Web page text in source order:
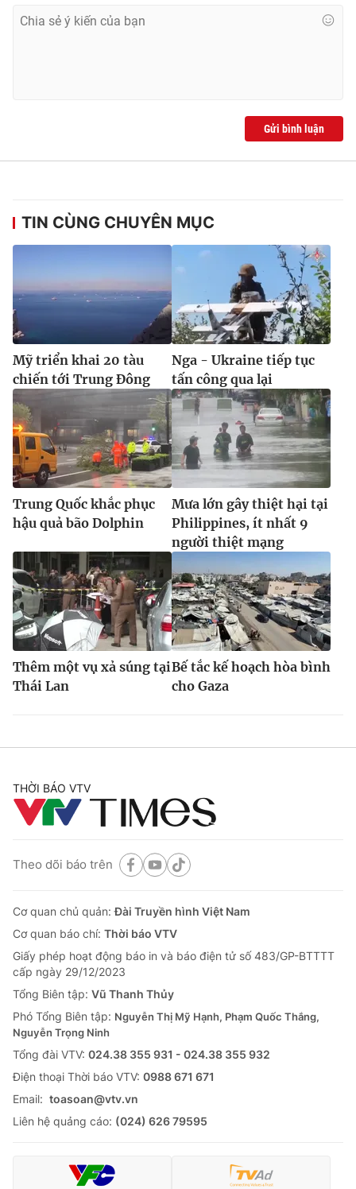
Gửi bình luận
TIN CÙNG CHUYÊN MỤC
Mỹ triển khai 20 tàu
chiến tới Trung Đông
Nga - Ukraine tiếp tục
tấn công qua lại
Trung Quốc khắc phục
hậu quả bão Dolphin
Mưa lớn gây thiệt hại tại
Philippines, ít nhất 9
người thiệt mạng
Thêm một vụ xả súng tại
Thái Lan
Bế tắc kế hoạch hòa bình
cho Gaza
THỜI BÁO VTV
Theo dõi báo trên
Cơ quan chủ quản:Đài Truyền hình Việt Nam
Cơ quan báo chí: Thời báo VTV
Giấy phép hoạt động báo in và báo điện tử số 483/GP-BTTTT
cấp ngày 29/12/2023
Tổng Biên tập: Vũ Thanh Thủy
Phó Tổng Biên tập: Nguyễn Thị Mỹ Hạnh, Phạm Quốc Thắng,
Nguyễn Trọng Ninh
Tổng đài VTV: 024.38 355 931 - 024.38 355 932
Ðiện thoại Thời báo VTV: 0988 671 671
Email: toasoan@vtv.vn
Liên hệ quảng cáo: (024) 626 79595